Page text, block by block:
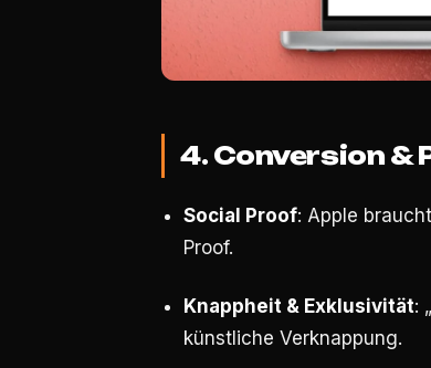
4. Conversion &
Social Proof: Apple
Proof.
Knappheit & Exklusivität:
künstliche Verknappung.